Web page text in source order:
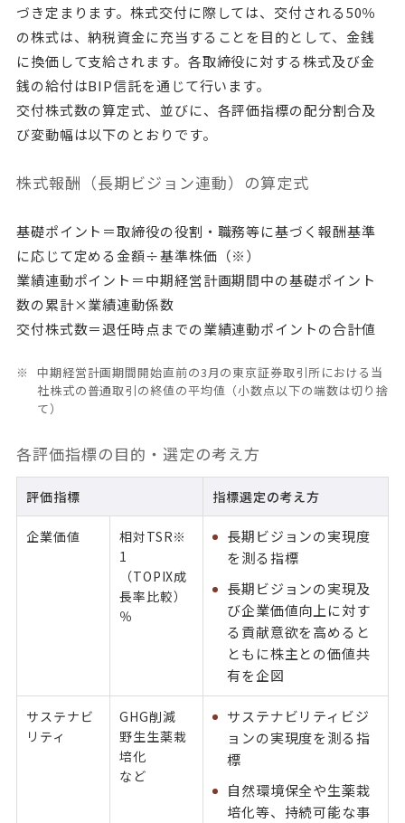
づき定まります。株式交付に際しては、交付される50％
の株式は、納税資金に充当することを目的として、金銭
に換価して支給されます。各取締役に対する株式及び金
銭の給付はBIP信託を通じて行います。
交付株式数の算定式、並びに、各評価指標の配分割合及
び変動幅は以下のとおりです。
株式報酬（長期ビジョン連動）の算定式
基礎ポイント＝取締役の役割・職務等に基づく報酬基準
に応じて定める金額÷基準株価（※）
業績連動ポイント＝中期経営計画期間中の基礎ポイント
数の累計×業績連動係数
交付株式数＝退任時点までの業績連動ポイントの合計値
中期経営計画期間開始直前の3月の東京証券取引所における当
社株式の普通取引の終値の平均値（小数点以下の端数は切り捨
て）
各評価指標の目的・選定の考え方
評価指標 指標選定の考え方
企業価値
相対TSR※
1
（TOPIX成
長率比較）
％
長期ビジョンの実現度
を測る指標
長期ビジョンの実現及
び企業価値向上に対す
る貢献意欲を高めると
ともに株主との価値共
有を企図
サステナビ
リティ
GHG削減
野生生薬栽
培化
など
サステナビリティビジ
ョンの実現度を測る指
標
自然環境保全や生薬栽
培化等、持続可能な事